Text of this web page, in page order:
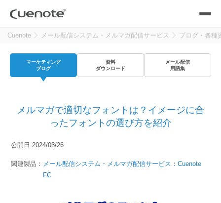
メール配信システム
メールリレーサーバー
kintone（キントーン）メール配信
活用シーン
会員獲得／ニーズ把握
ブログ・各種資料
Cuenote メール配信システム・メルマガ配信サービス ブログ・各種
マーケティング
ブログ
資料
ダウンロード
メール配信
用語集
メルマガで適切なフォントは？イメージに合
ったフォントの選び方を紹介
公開日:2024/03/26
関連製品： メール配信システム・メルマガ配信サービス：Cuenote
FC